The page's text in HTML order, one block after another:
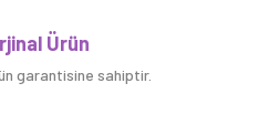
Ürün
garantisine sahiptir.